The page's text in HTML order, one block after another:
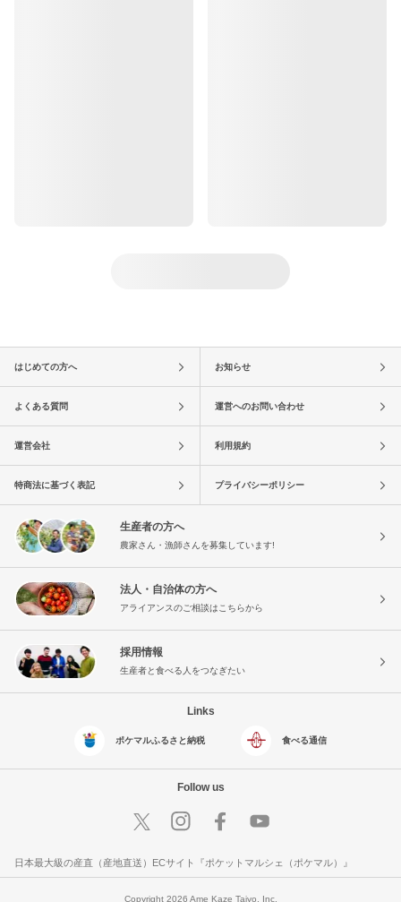
はじめての方へ お知らせ
よくある質問 運営へのお問い合わせ
運営会社 利用規約
特商法に基づく表記 プライバシーポリシー
生産者の方へ
農家さん・漁師さんを募集しています!
法人・自治体の方へ
アライアンスのご相談はこちらから
採用情報
生産者と食べる人をつなぎたい
Links
ポケマルふるさと納税 食べる通信
Follow us
日本最大級の産直（産地直送）ECサイト『ポケットマルシェ（ポケマル）』
Copyright 2026 Ame Kaze Taiyo, Inc.